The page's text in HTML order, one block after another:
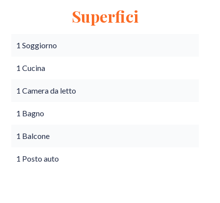
Superfici
1 Soggiorno
1 Cucina
1 Camera da letto
1 Bagno
1 Balcone
1 Posto auto